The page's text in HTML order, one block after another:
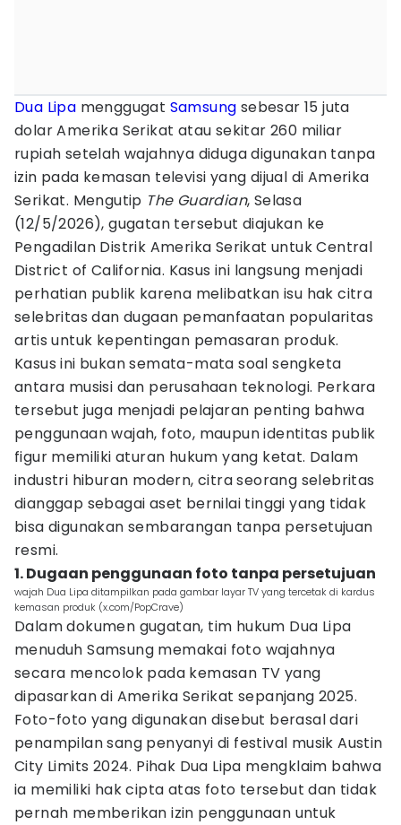
Dua Lipa menggugat Samsung sebesar 15 juta
dolar Amerika Serikat atau sekitar 260 miliar
rupiah setelah wajahnya diduga digunakan tanpa
izin pada kemasan televisi yang dijual di Amerika
Serikat. Mengutip The Guardian, Selasa
(12/5/2026), gugatan tersebut diajukan ke
Pengadilan Distrik Amerika Serikat untuk Central
District of California. Kasus ini langsung menjadi
perhatian publik karena melibatkan isu hak citra
selebritas dan dugaan pemanfaatan popularitas
artis untuk kepentingan pemasaran produk.
Kasus ini bukan semata-mata soal sengketa
antara musisi dan perusahaan teknologi. Perkara
tersebut juga menjadi pelajaran penting bahwa
penggunaan wajah, foto, maupun identitas publik
figur memiliki aturan hukum yang ketat. Dalam
industri hiburan modern, citra seorang selebritas
dianggap sebagai aset bernilai tinggi yang tidak
bisa digunakan sembarangan tanpa persetujuan
resmi.
1. Dugaan penggunaan foto tanpa persetujuan
wajah Dua Lipa ditampilkan pada gambar layar TV yang tercetak di kardus
kemasan produk (x.com/PopCrave)
Dalam dokumen gugatan, tim hukum Dua Lipa
menuduh Samsung memakai foto wajahnya
secara mencolok pada kemasan TV yang
dipasarkan di Amerika Serikat sepanjang 2025.
Foto-foto yang digunakan disebut berasal dari
penampilan sang penyanyi di festival musik Austin
City Limits 2024. Pihak Dua Lipa mengklaim bahwa
ia memiliki hak cipta atas foto tersebut dan tidak
pernah memberikan izin penggunaan untuk